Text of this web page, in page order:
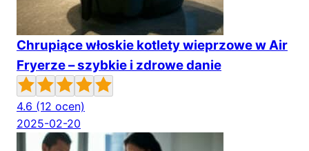
Chrupiące włoskie kotlety wieprzowe w Air
Fryerze – szybkie i zdrowe danie
4.6 (12 ocen)
2025-02-20